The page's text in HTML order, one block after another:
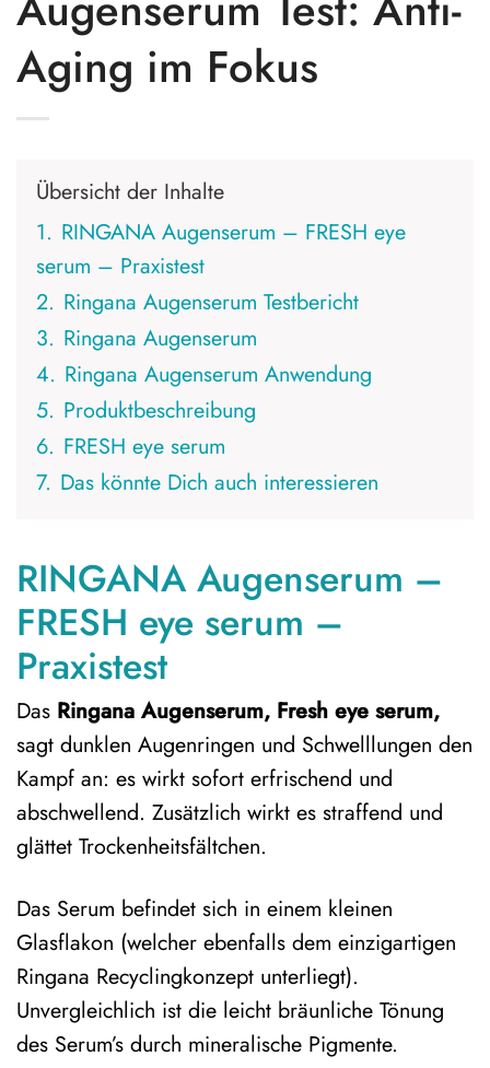
Aging im Fokus
Übersicht der Inhalte
1. RINGANA Augenserum – FRESH eye
serum – Praxistest
2. Ringana Augenserum Testbericht
3. Ringana Augenserum
4. Ringana Augenserum Anwendung
5. Produktbeschreibung
6. FRESH eye serum
7. Das könnte Dich auch interessieren
RINGANA Augenserum –
FRESH eye serum –
Praxistest
Das Ringana Augenserum, Fresh eye serum,
sagt dunklen Augenringen und Schwelllungen den
Kampf an: es wirkt sofort erfrischend und
abschwellend. Zusätzlich wirkt es straffend und
glättet Trockenheitsfältchen.
Das Serum befindet sich in einem kleinen
Glasflakon (welcher ebenfalls dem einzigartigen
Ringana Recyclingkonzept unterliegt).
Unvergleichlich ist die leicht bräunliche Tönung
des Serum’s durch mineralische Pigmente.